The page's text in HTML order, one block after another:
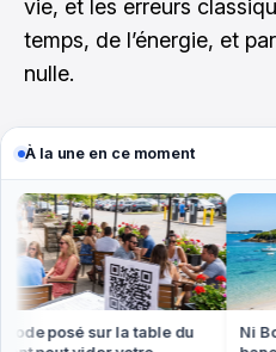
vie, et les erreurs
temps, de l’énergie, et
nulle.
À la une en ce moment
posé sur la table du
Ni